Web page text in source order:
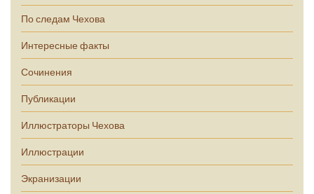
По следам Чехова
Интересные факты
Сочинения
Публикации
Иллюстраторы Чехова
Иллюстрации
Экранизации